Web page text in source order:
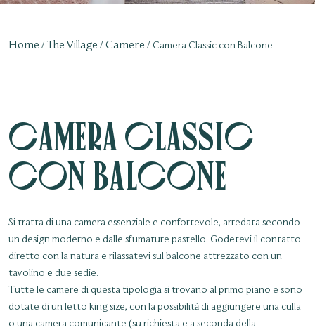
Home The Village Camere Camera Classic con Balcone
Camera Classic
con Balcone
Si tratta di una camera essenziale e confortevole, arredata secondo
un design moderno e dalle sfumature pastello. Godetevi il contatto
diretto con la natura e rilassatevi sul balcone attrezzato con un
tavolino e due sedie.
Tutte le camere di questa tipologia si trovano al primo piano e sono
dotate di un letto king size, con la possibilità di aggiungere una culla
o una camera comunicante (su richiesta e a seconda della